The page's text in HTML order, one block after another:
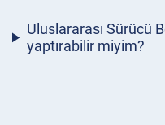
Uluslararası Sürücü
yaptırabilir miyim?